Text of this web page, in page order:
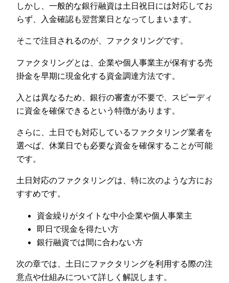
しかし、一般的な銀行融資は土日祝日には対応してお
らず、入金確認も翌営業日となってしまいます。
そこで注目されるのが、ファクタリングです。
ファクタリングとは、企業や個人事業主が保有する売
掛金を早期に現金化する資金調達方法です。
入とは異なるため、銀行の審査が不要で、スピーディ
に資金を確保できるという特徴があります。
さらに、土日でも対応しているファクタリング業者を
選べば、休業日でも必要な資金を確保することが可能
です。
土日対応のファクタリングは、特に次のような方にお
すすめです。
資金繰りがタイトな中小企業や個人事業主
即日で現金を得たい方
銀行融資では間に合わない方
次の章では、土日にファクタリングを利用する際の注
意点や仕組みについて詳しく解説します。